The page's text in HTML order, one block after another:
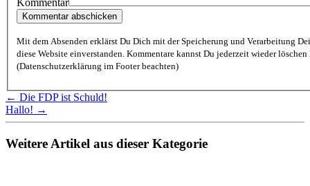
Kommentar
Mit dem Absenden erklärst Du Dich mit der Speicherung und Verarbeitung
diese Website einverstanden. Kommentare kannst Du jederzeit wieder löschen lassen
(Datenschutzerklärung im Footer beachten)
← Die FDP ist Schuld!
Hallo! →
Weitere Artikel aus dieser Kategorie